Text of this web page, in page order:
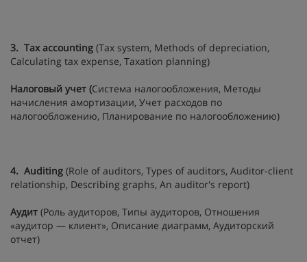
3. Tax accounting (Tax system, Methods of depreciation,
Calculating tax expense, Taxation planning)
Налоговый учет (Система налогообложения, Методы
начисления амортизации, Учет расходов по
налогообложению, Планирование по налогообложению)
4. Auditing (Role of auditors, Types of auditors, Auditor-client
relationship, Describing graphs, An auditor's report)
Аудит (Роль аудиторов, Типы аудиторов, Отношения
«аудитор — клиент», Описание диаграмм, Аудиторский
отчет)